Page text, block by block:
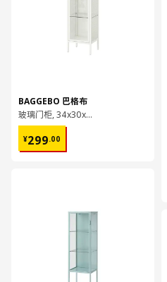
BAGGEBO 巴格布
玻璃门柜, 34x30x116 厘米
¥299.00
¥ 299.00